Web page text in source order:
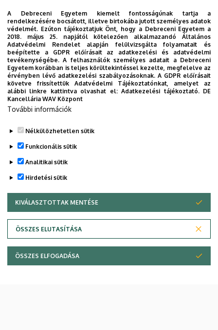
Legutóbbi frissítés: 2025. 02. 26. 10:16
A Debreceni Egyetem kiemelt fontosságúnak tartja a
rendelkezésére bocsátott, illetve birtokába jutott személyes adatok
védelmét. Ezúton tájékoztatjuk Önt, hogy a Debreceni Egyetem a
2018. május 25. napjától kötelezően alkalmazandó Általános
Adatvédelmi Rendelet alapján felülvizsgálta folyamatait és
beépítette a GDPR előírásait az adatkezelési és adatvédelmi
tevékenységébe. A felhasználók személyes adatait a Debreceni
Egyetem korábban is teljes körültekintéssel kezelte, megfelelve az
érvényben lévő adatkezelési szabályozásoknak. A GDPR előírásait
követve frissítettük Adatvédelmi Tájékoztatónkat, amelyet az
alábbi linkre kattintva olvashat el:Adatkezelési tájékoztató. DE
Kancellária WAV Központ
További információk
Nélkülözhetetlen sütik
Funkcionális sütik
Analitikai sütik
Hirdetési sütik
KIVÁLASZTOTTAK MENTÉSE
ÖSSZES ELUTASÍTÁSA
WITHDRAW CONSENT
ÖSSZES ELFOGADÁSA